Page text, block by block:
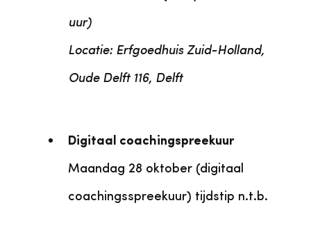
uur)
Locatie: Erfgoedhuis Zuid-Holland,
Oude Delft 116, Delft
Digitaal coachingspreekuur
Maandag 28 oktober (digitaal
coachingsspreekuur) tijdstip n.t.b.